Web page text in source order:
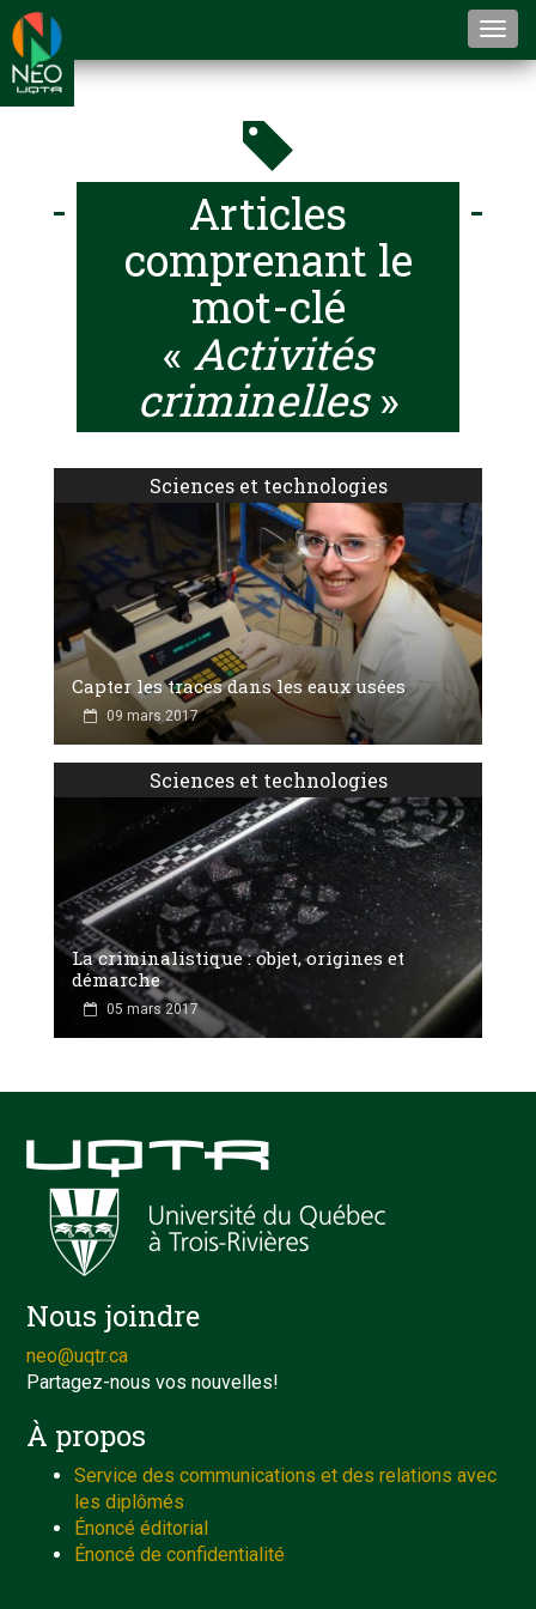
Articles
comprenant le
mot-clé
« Activités
criminelles»
Sciences et technologies
Capter les traces dans les eaux usées
09 mars 2017
Sciences et technologies
La criminalistique : objet, origines et
démarche
05 mars 2017
Nous joindre
neo@uqtr.ca
Partagez-nous vos nouvelles!
À propos
Service des communications et des relations avec
les diplômés
Énoncé éditorial
Énoncé de confidentialité